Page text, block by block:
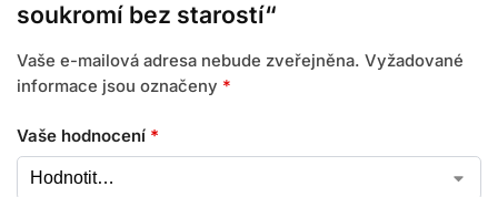
soukromí bez starostí“
Vaše e-mailová adresa nebude zveřejněna. Vyžadované
informace jsou označeny *
Vaše hodnocení *